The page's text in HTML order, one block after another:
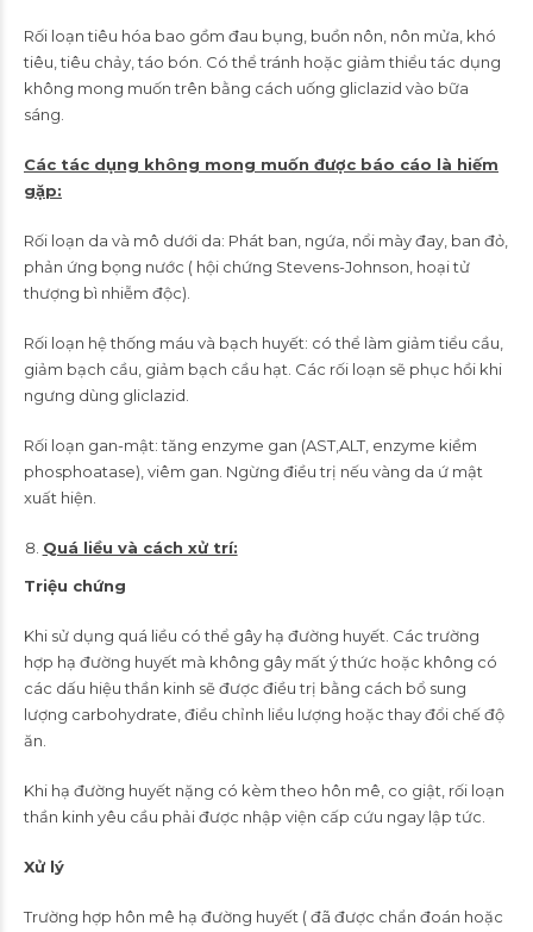
Rối loạn tiêu hóa bao gồm đau bụng, buồn nôn, nôn mửa, khó
tiêu, tiêu chảy, táo bón. Có thể tránh hoặc giảm thiểu tác dụng
không mong muốn trên bằng cách uống gliclazid vào bữa
sáng.
Các tác dụng không mong muốn được báo cáo là hiếm
gặp:
Rối loạn da và mô dưới da: Phát ban, ngứa, nổi mày đay, ban đỏ,
phản ứng bọng nước ( hội chứng Stevens-Johnson, hoại tử
thượng bì nhiễm độc).
Rối loạn hệ thống máu và bạch huyết: có thể làm giảm tiểu cầu,
giảm bạch cầu, giảm bạch cầu hạt. Các rối loạn sẽ phục hồi khi
ngưng dùng gliclazid.
Rối loạn gan-mật: tăng enzyme gan (AST,ALT, enzyme kiềm
phosphoatase), viêm gan. Ngừng điều trị nếu vàng da ứ mật
xuất hiện.
Quá liều và cách xử trí:
Triệu chứng
Khi sử dụng quá liều có thể gây hạ đường huyết. Các trường
hợp hạ đường huyết mà không gây mất ý thức hoặc không có
các dấu hiệu thần kinh sẽ được điều trị bằng cách bổ sung
lượng carbohydrate, điều chỉnh liều lượng hoặc thay đổi chế độ
ăn.
Khi hạ đường huyết nặng có kèm theo hôn mê, co giật, rối loạn
thần kinh yêu cầu phải được nhập viện cấp cứu ngay lập tức.
Xử lý
Trường hợp hôn mê hạ đường huyết ( đã được chẩn đoán hoặc